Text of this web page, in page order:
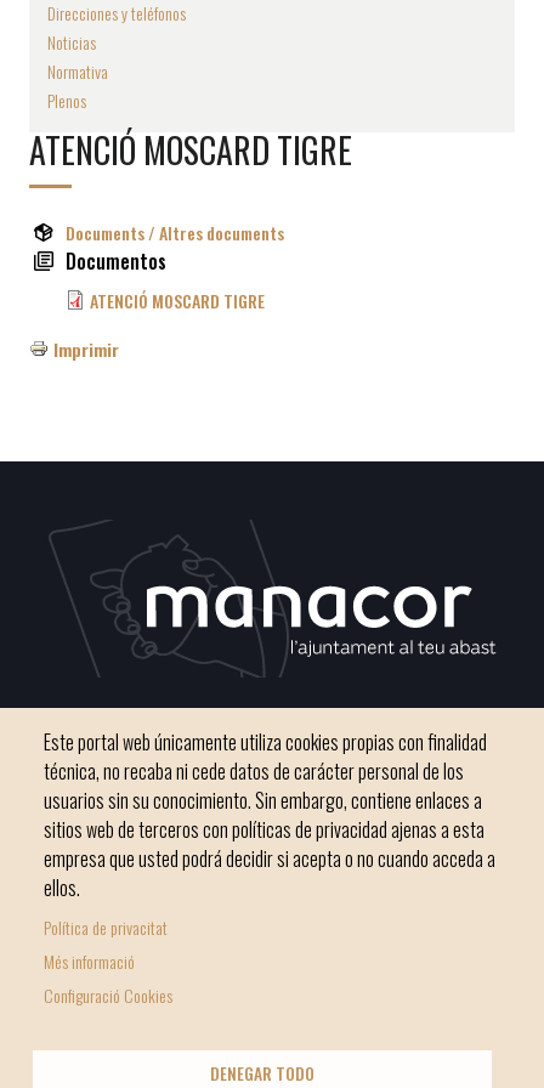
Direcciones y teléfonos
Noticias
Normativa
Plenos
ATENCIÓ MOSCARD TIGRE
Documents / Altres documents
Documentos
ATENCIÓ MOSCARD TIGRE
Imprimir
Footer
menu
-
Teléfono 971 84 91 00 - CIF: P0703300D
Este portal web únicamente utiliza cookies propias con finalidad
técnica, no recaba ni cede datos de carácter personal de los
usuarios sin su conocimiento. Sin embargo, contiene enlaces a
sitios web de terceros con políticas de privacidad ajenas a esta
empresa que usted podrá decidir si acepta o no cuando acceda a
ellos.
Política de privacitat
Més informació
Configuració Cookies
DENEGAR TODO
© Ayuntamiento de Manacor